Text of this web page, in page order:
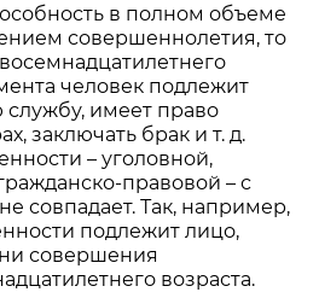
в полном объеме
совершеннолетия, то
человек подлежит
имеет право
заключать брак и т. д.
– уголовной,
правовой – с
совпадает. Так, например,
подлежит лицо,
совершения
возраста.